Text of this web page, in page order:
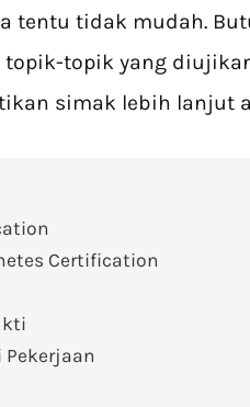
tentu tidak mudah.
topik yang
simak lebih lanjut
Certification